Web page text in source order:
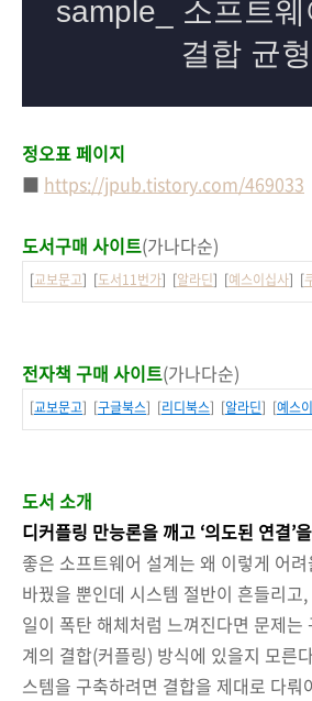
정오표 페이지
■ https://jpub.tistory.com/469033
도서구매 사이트(가나다순)
[교보문고] [도서11번가] [알라딘] [예스이십사] [
전자책 구매 사이트(가나다순)
[교보문고] [구글북스] [리디북스] [알라딘] [예스
도서 소개
디커플링 만능론을 깨고 ‘의도된 연결’
좋은 소프트웨어 설계는 왜 이렇게 어
바꿨을 뿐인데 시스템 절반이 흔들리고
일이 폭탄 해체처럼 느껴진다면 문제는
계의 결합(커플링) 방식에 있을지 모른
스템을 구축하려면 결합을 제대로 다뤄